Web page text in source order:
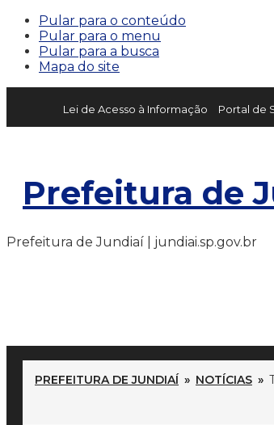
Pular para o conteúdo
Pular para o menu
Pular para a busca
Mapa do site
Lei de Acesso à Informação Portal de
Prefeitura de
Prefeitura de Jundiaí | jundiai.sp.gov.br
PREFEITURA DE JUNDIAÍ » NOTÍCIAS »